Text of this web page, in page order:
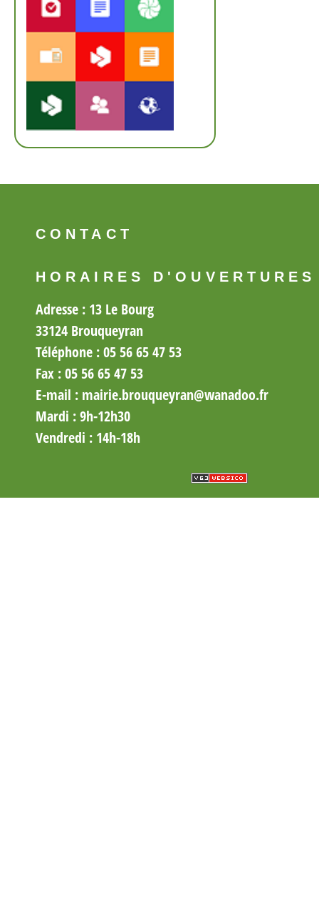
CONTACT
HORAIRES D'OUVERTURES
Adresse : 13 Le Bourg
33124 Brouqueyran
Téléphone : 05 56 65 47 53
Fax :0556 65 47 53
E-mail : mairie.brouqueyran@wanadoo.fr
Mardi : 9h-12h30
Vendredi : 14h-18h